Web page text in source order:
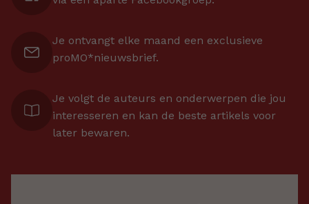
Je ontvangt elke maand een exclusieve
proMO*nieuwsbrief.
Je volgt de auteurs en onderwerpen die jou
interesseren en kan de beste artikels voor
later bewaren.